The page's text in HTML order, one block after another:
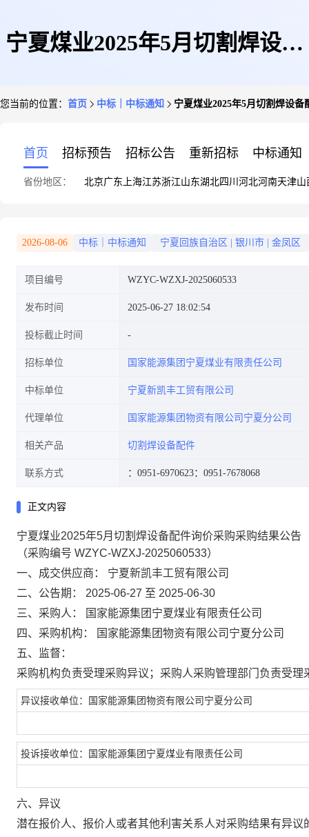
宁夏煤业2025年5月切割焊设备
您当前的位置： 首页 中标｜中标通知 宁夏煤业2025年5月切割焊设
首页 招标预告 招标公告 重新招标 中标通知
省份地区： 北京广东 上海江苏浙江山东湖北四川 河北河南天津山
2026-08-06 中标｜中标通知 宁夏回族自治区 银川市 金凤区
项目编号 WZYC-WZXJ-2025060533
发布时间 2025-06-27 18:02:54
投标截止时间
招标单位 国家能源集团宁夏煤业有限责任公司
中标单位 宁夏新凯丰工贸有限公司
代理单位 国家能源集团物资有限公司宁夏分公司
相关产品 切割焊设备配件
联系方式 ：0951-6970623：0951-7678068
正文内容
宁夏煤业2025年5月切割焊设备配件询价采购采购结果公告
（采购编号 WZYC-WZXJ-2025060533）
一、成交供应商：
宁夏新凯丰工贸有限公司
二、公告期：
2025-06-27 至 2025-06-30
三、采购人：
国家能源集团宁夏煤业有限责任公司
四、采购机构：
国家能源集团物资有限公司宁夏分公司
五、监督：
采购机构负责受理采购异议；采购人采购管理部门负责受理
异议接收单位：国家能源集团物资有限公司宁夏分公司
投诉接收单位：国家能源集团宁夏煤业有限责任公司
六、异议
潜在报价人、报价人或者其他利害关系人对采购结果有异